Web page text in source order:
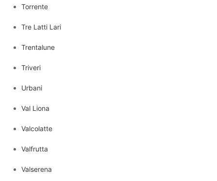
Torrente
Tre Latti Lari
Trentalune
Triveri
Urbani
Val Liona
Valcolatte
Valfrutta
Valserena